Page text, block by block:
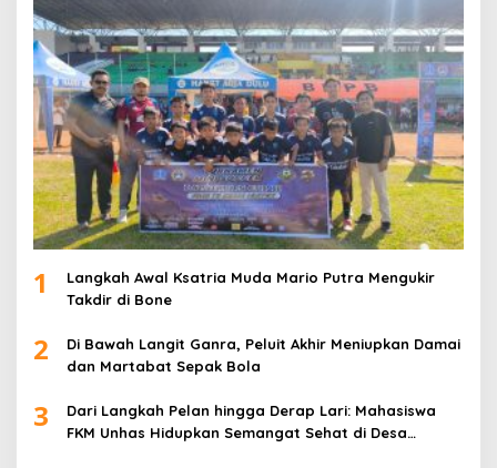
1
Langkah Awal Ksatria Muda Mario Putra Mengukir
Takdir di Bone
2
Di Bawah Langit Ganra, Peluit Akhir Meniupkan Damai
dan Martabat Sepak Bola
3
Dari Langkah Pelan hingga Derap Lari: Mahasiswa
FKM Unhas Hidupkan Semangat Sehat di Desa